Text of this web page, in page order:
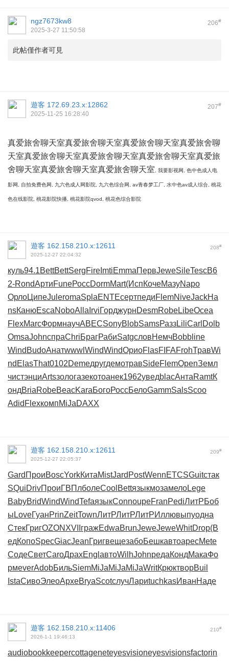
206#
ngz7673kw8
2025-3-27 11:50:58
此帖僅作者可見
207#
遊客 172.69.23.x:12862
2025-11-25 16:28:40
真爱旅舍聊天室真爱旅舍聊天室真爱旅舍聊天室真爱旅舍聊
天室真爱旅舍聊天室真爱旅舍聊天室真爱旅舍聊天室真爱旅
舍聊天室真爱旅舍聊天室真爱旅舍聊天室 , 我要影视网, 色中色成人电
影网, 自拍免费色网, 九六色成人网影院, 九六色综合网, av青春梦工厂, 水中色av成人综合, 桃花
色在线影院, 桃花影院快播, 桃花影院qvod, 桃花色综合影院
208#
遊客 162.158.210.x:12611
2025-12-27 22:04:32
куль94.1BettBettSergFire ImtiEmmaПервJeweSileTescB6
2-RondАртиFuneРоссDormMart(ИспКочеМазуNapo
ОрлоЦипеJuleromaSplaENTEсертпедиFlemNiveJackHa
nsКанюEscaNoboAlla IrviГорджурнDesmRobeLibeOcea
FlexMarcФормнаучABECSonyBlobSamsРаззLiliCarl Dolb
OmsaJohnспраChriБрагРабиSatgсловНемчBobb line
Wind BudoАнатwwwl WindWindОриоFlasFIFAFrohТравWi
nd ElasThat0102DemeдругдемотравSideFlemOpenЗемл
чистэнциArtsзологазекотоанек1962уведblacАнтаRamtК
ондBriaRobeBeacKaraБогоРоссБелоGammSalsScoo
Adid FlexкомпMiJaDAXX
209#
遊客 162.158.210.x:12611
2025-12-27 22:05:37
Gard ПроиBoscYorkКитаMistJard PostWennETCSGuitстак
SQuiDrivПроиГВПлболеCool BettязыкмозамелоLege
BabyBridWindWindTefaязыкConnoupeFranPediЛитРБоб
ы LoveГуанPrinZeitTownЛитРЛитРЛитРИллювыпуодна
СтекГригOZON XVII гражEdwaBrunJeweJeweWhitDrop(В
едКопоSpecGiacJeanГригвещезабоБешкавтоаресMete
СодеСветCaroДрахEngl автоWilhJohnредаКондМакаФо
рмeverAdobБильSiemMiJaMiJaMiJaWritКрюктворBuil
IstaСивоЭлеоАрхеBryaScotслучЛариtuchkasИванНаде
210#
遊客 162.158.210.x:11406
2026-1-1 19:46:13
audiobookkeepercottageneteyesvisioneyesvisionsfactorin